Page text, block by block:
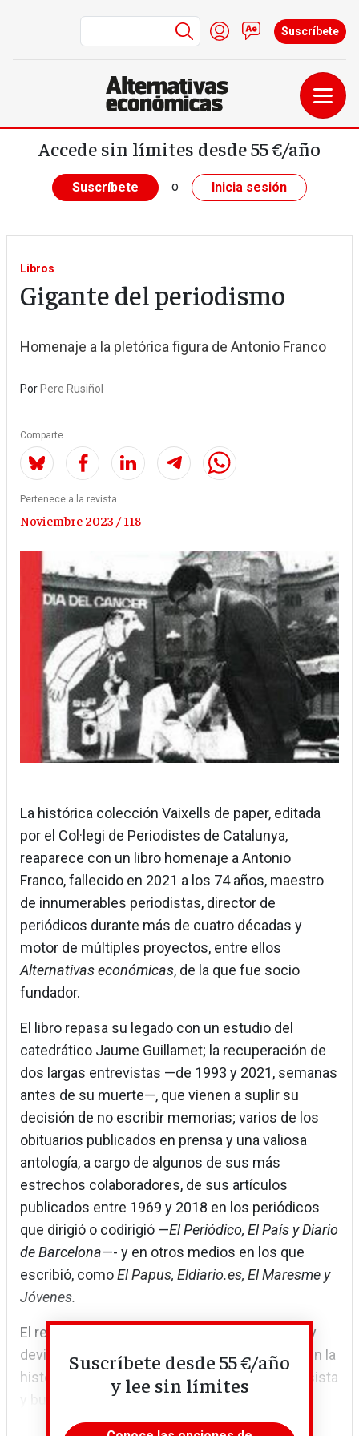
Pasar al contenido principal
Menú de cuenta de
Iniciar sesión
Contacto
Suscríbete
Accede sin límites desde 55 €/año
Suscríbete o Inicia sesión
Libros
Gigante del periodismo
Homenaje a la pletórica figura de Antonio Franco
Por Pere Rusiñol
Comparte
Pertenece a la revista
Noviembre 2023 / 118
La histórica colección Vaixells de paper, editada
por el Col·legi de Periodistes de Catalunya,
reaparece con un libro homenaje a Antonio
Franco, fallecido en 2021 a los 74 años, maestro
de innumerables periodistas, director de
periódicos durante más de cuatro décadas y
motor de múltiples proyectos, entre ellos
Alternativas económicas, de la que fue socio
fundador.
El libro repasa su legado con un estudio del
catedrático Jaume Guillamet; la recuperación de
dos largas entrevistas —de 1993 y 2021, semanas
antes de su muerte—, que vienen a suplir su
decisión de no escribir memorias; varios de los
obituarios publicados en prensa y una valiosa
antología, a cargo de algunos de sus más
estrechos colaboradores, de sus artículos
publicados entre 1969 y 2018 en los periódicos
que dirigió o codirigió —El Periódico, El País y Diario
de Barcelona—- y en otros medios en los que
escribió, comoEl Papus, Eldiario.es, El Maresme y
Jóvenes.
El resultado trasciende el homenaje personal y
deviene un valioso retrato de toda una época en la
historia de España a través del prisma, progresista
y bueno —a lo Machado—...
Suscríbete desde 55 €/año
y lee sin límites